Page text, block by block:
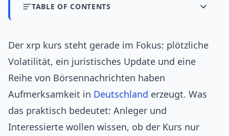
TABLE OF CONTENTS
Der xrp kurs steht gerade im Fokus: plötzliche
Volatilität, ein juristisches Update und eine
Reihe von Börsennachrichten haben
Aufmerksamkeit in Deutschland erzeugt. Was
das praktisch bedeutet: Anleger und
Interessierte wollen wissen, ob der Kurs nur